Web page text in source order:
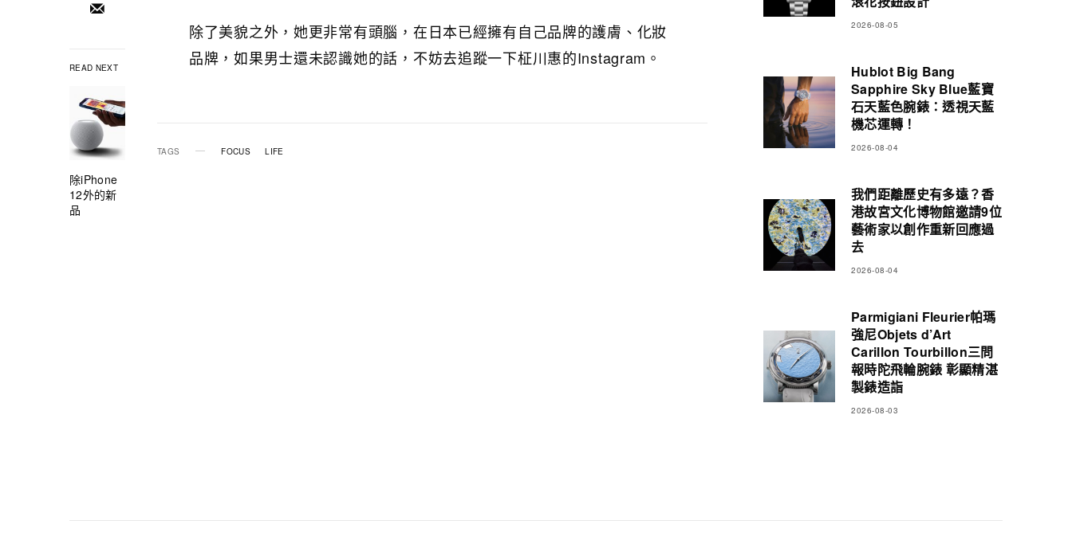
READ NEXT
除iPhone
12外的新
品
除了美貌之外，她更非常有頭腦，在日本已經擁有自己品牌的護膚、化妝
品牌，如果男士還未認識她的話，不妨去追蹤一下柾川惠的Instagram。
TAGS FOCUS LIFE
2026-08-05
Hublot Big Bang
Sapphire Sky Blue藍寶
石天藍色腕錶：透視天藍
機芯運轉！
2026-08-04
我們距離歷史有多遠？香
港故宮文化博物館邀請9位
藝術家以創作重新回應過
去
2026-08-04
Parmigiani Fleurier帕瑪
強尼Objets d’Art
Carillon Tourbillon三問
報時陀飛輪腕錶 彰顯精湛
製錶造詣
2026-08-03